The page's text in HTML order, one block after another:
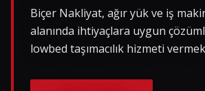
İletişim
Biçer Nakliyat, ağır yük ve iş
alanında ihtiyaçlara uygun
lowbed taşımacılık hizmeti